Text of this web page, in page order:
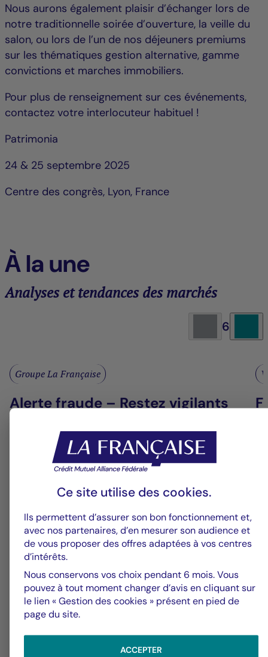
Nous aurons également plaisir d’échanger lors de
notre traditionnelle soirée d’ouverture, la veille du
salon, ou lors de l’un de nos déjeuners premiums
sur les thématiques gestion alternative, gamme
convictions et marches immobiliers.
Pour plus de renseignement sur ces événements,
contactez votre interlocuteur habituel !
Patrimonia
24 & 25 septembre 2025
Centre des congrès, Lyon, France
À la une
Analyses et tendances des marchés
6
Groupe La Française
Alerte fraude – Restez vigilants
31/07/2026
Ce site utilise des cookies.
Ils permettent d’assurer son bon fonctionnement et,
avec nos partenaires, d’en mesurer son audience et
de vous proposer des offres adaptées à vos centres
d’intérêts.
Nous conservons vos choix pendant 6 mois. Vous
pouvez à tout moment changer d’avis en cliquant sur
le lien « Gestion des cookies » présent en pied de
page du site.
ACCEPTER